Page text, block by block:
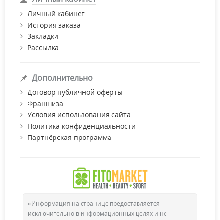
Желаем Вам приятных покупок!
Личный кабинет
История заказа
Закладки
Рассылка
Дополнительно
Договор публичной оферты
Франшиза
Условия использования сайта
Политика конфиденциальности
Партнёрская программа
«Информация на странице предоставляется
исключительно в информационных целях и не